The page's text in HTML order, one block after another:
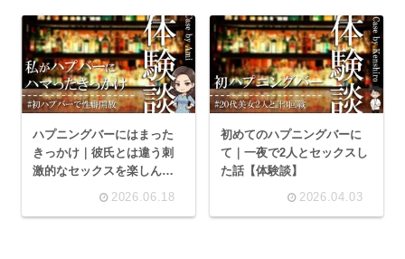
ハプニングバーにはまった
きっかけ｜彼氏とは違う刺
激的なセックスを楽しんだ
2026.06.18
初めてのハプニングバーに
て｜一夜で2人とセックスし
た話【体験談】
2026.04.03